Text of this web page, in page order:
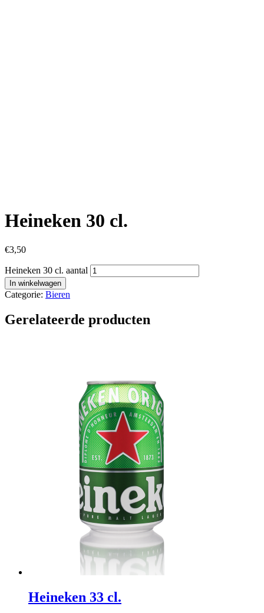
Heineken 30 cl.
€3,50
Heineken 30 cl. aantal
In winkelwagen
Categorie: Bieren
Gerelateerde producten
Heineken 33 cl.